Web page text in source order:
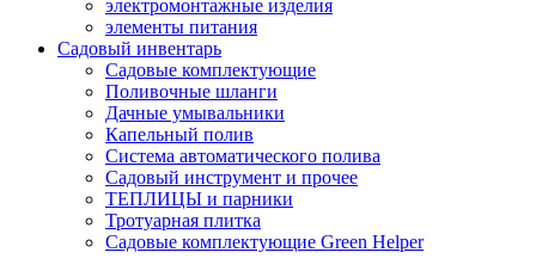
электромонтажные изделия
элементы питания
Садовый инвентарь
Садовые комплектующие
Поливочные шланги
Дачные умывальники
Капельный полив
Система автоматического полива
Садовый инструмент и прочее
ТЕПЛИЦЫ и парники
Тротуарная плитка
Садовые комплектующие Green Helper